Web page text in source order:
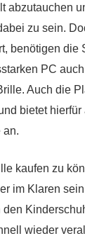
abzutauchen
zu sein.
benötigen die
PC
Auch die
bietet
an.
kaufen zu
im Klaren
wieder